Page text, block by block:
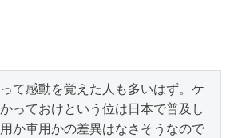
て感動を覚えた人も多いはず。ケ
っておけという位は日本で普及し
か車用かの差異はなさそうなので